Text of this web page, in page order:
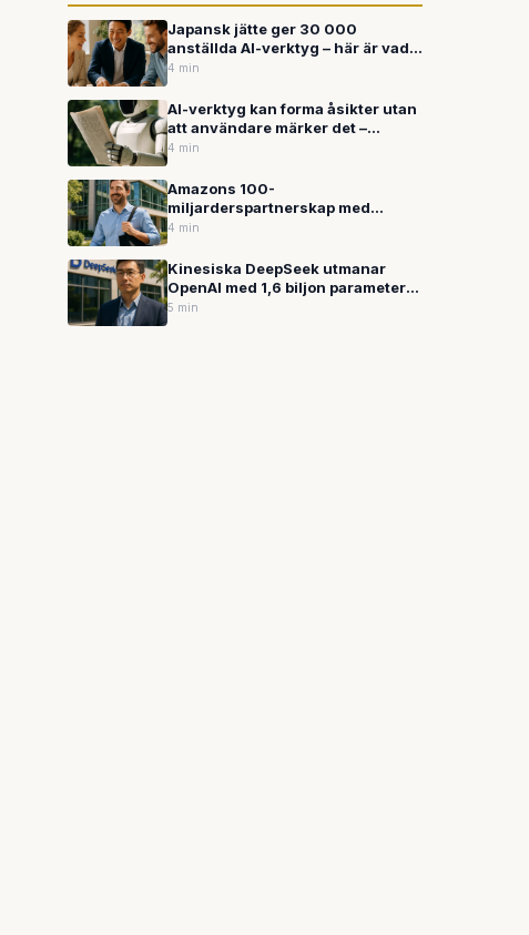
Japansk jätte ger 30 000
anställda AI-verktyg – här är vad
svenska företag kan lära sig
4 min
AI-verktyg kan forma åsikter utan
att användare märker det –
effekten förstärks över tid
4 min
Amazons 100-
miljarderspartnerskap med
Anthropic omformar AI-branschen
4 min
Kinesiska DeepSeek utmanar
OpenAI med 1,6 biljon parameter-
modell till bråkdel av kostnaden
5 min